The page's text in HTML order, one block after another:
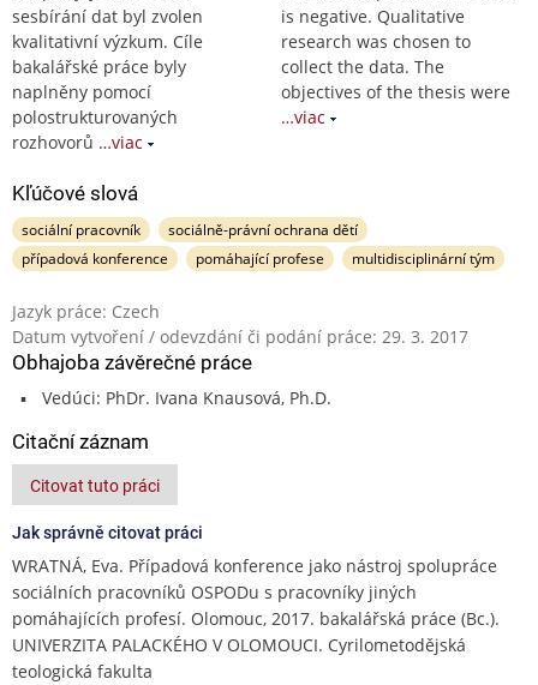
sesbírání dat byl zvolen
kvalitativní výzkum. Cíle
bakalářské práce byly
naplněny pomocí
polostrukturovaných
rozhovorů …viac
is negative. Qualitative
research was chosen to
collect the data. The
objectives of the thesis were
…viac
Kľúčové slová
sociální pracovník
sociálně-právní ochrana dětí
případová konference
pomáhající profese multidisciplinární tým
Jazyk práce: Czech
Datum vytvoření / odevzdání či podání práce: 29. 3. 2017
Obhajoba závěrečné práce
Vedúci: PhDr. Ivana Knausová, Ph.D.
Citační záznam
Citovat tuto práci
Jak správně citovat práci
WRATNÁ, Eva. Případová konference jako nástroj spolupráce
sociálních pracovníků OSPODu s pracovníky jiných
pomáhajících profesí. Olomouc, 2017. bakalářská práce (Bc.).
UNIVERZITA PALACKÉHO V OLOMOUCI. Cyrilometodějská
teologická fakulta